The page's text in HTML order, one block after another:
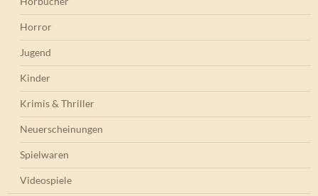
Horror
Jugend
Kinder
Krimis & Thriller
Neuerscheinungen
Spielwaren
Videospiele